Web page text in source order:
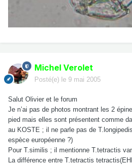
Michel Verolet
Posté(e) le 9 mai 2005
Salut Olivier et le forum
Je n’ai pas de photos montrant les 2
pied mais elles sont présentent comme
au KOSTE ; il ne parle pas de
espèce européenne ?)
Pour T.similis ; il mentionne T.tetractis
La différence entre T.tetractis